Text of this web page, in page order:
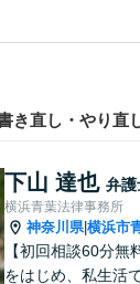
き直し・やり直
下山 達也 弁護
横浜青葉法律事務所
神奈川県|横浜市
【初回相談60分
をはじめ、私生活